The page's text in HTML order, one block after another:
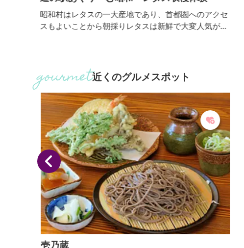
昭和村はレタスの一大産地であり、首都圏へのアクセ
スもよいことから朝採りレタスは新鮮で大変人気があ
近くのグルメスポット
壱乃蔵